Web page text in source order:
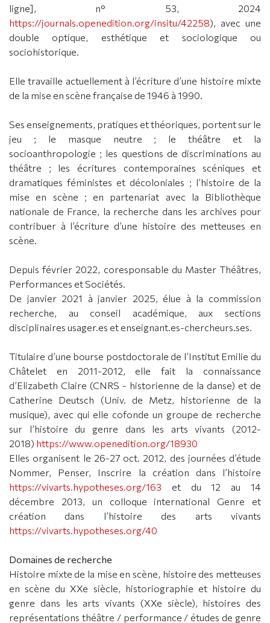
ligne], n° 53, 2024
https://journals.openedition.org/insitu/42258), avec une
double optique, esthétique et sociologique ou
sociohistorique.
Elle travaille actuellement à l’écriture d’une histoire mixte
de la mise en scène française de 1946 à 1990.
Ses enseignements, pratiques et théoriques, portent sur le
jeu ; le masque neutre ; le théâtre et la
socioanthropologie ; les questions de discriminations au
théâtre ; les écritures contemporaines scéniques et
dramatiques féministes et décoloniales ; l’histoire de la
mise en scène ; en partenariat avec la Bibliothèque
nationale de France, la recherche dans les archives pour
contribuer à l’écriture d’une histoire des metteuses en
scène.
Depuis février 2022, coresponsable du Master Théâtres,
Performances et Sociétés.
De janvier 2021 à janvier 2025, élue à la commission
recherche, au conseil académique, aux sections
disciplinaires usager.es et enseignant.es-chercheurs.ses.
Titulaire d’une bourse postdoctorale de l’Institut Emilie du
Châtelet en 2011-2012, elle fait la connaissance
d’Elizabeth Claire (CNRS - historienne de la danse) et de
Catherine Deutsch (Univ. de Metz, historienne de la
musique), avec qui elle cofonde un groupe de recherche
sur l’histoire du genre dans les arts vivants (2012-
2018) https://www.openedition.org/18930
Elles organisent le 26-27 oct. 2012, des journées d’étude
Nommer, Penser, Inscrire la création dans l’histoire
https://vivarts.hypotheses.org/163 et du 12 au 14
décembre 2013, un colloque international Genre et
création dans l’histoire des arts vivants
https://vivarts.hypotheses.org/40
Domaines de recherche
Histoire mixte de la mise en scène, histoire des metteuses
en scène du XXe siècle, historiographie et histoire du
genre dans les arts vivants (XXe siècle), histoires des
représentations théâtre / performance / études de genre